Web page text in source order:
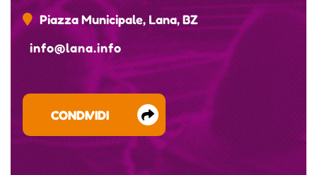
Piazza Municipale, Lana, BZ
info@lana.info
CONDIVIDI